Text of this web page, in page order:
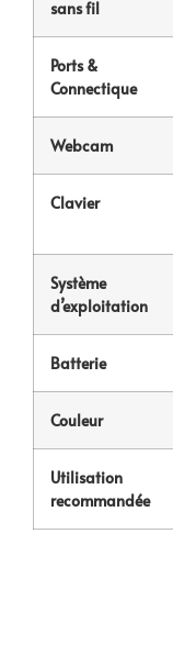
sans fil
Ports &
Connectique
Webcam
Clavier
Système
d’exploitation
Batterie
Couleur
Utilisation
recommandée